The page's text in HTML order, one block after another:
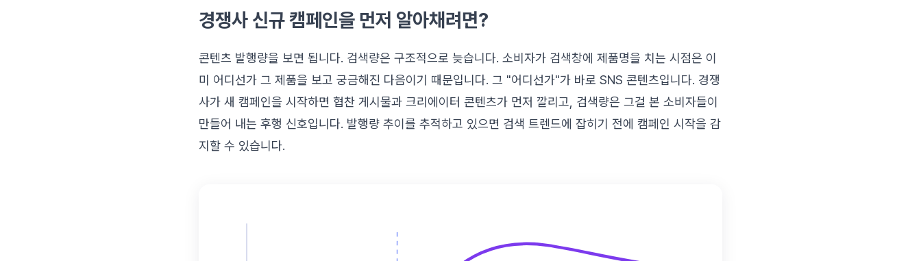
경쟁사 신규 캠페인을 먼저 알아채려면?
콘텐츠 발행량을 보면 됩니다. 검색량은 구조적으로 늦습니다. 소비자가 검색창에 제품명을 치는 시점은 이
미 어디선가 그 제품을 보고 궁금해진 다음이기 때문입니다. 그 "어디선가"가 바로 SNS 콘텐츠입니다. 경쟁
사가 새 캠페인을 시작하면 협찬 게시물과 크리에이터 콘텐츠가 먼저 깔리고, 검색량은 그걸 본 소비자들이
만들어 내는 후행 신호입니다. 발행량 추이를 추적하고 있으면 검색 트렌드에 잡히기 전에 캠페인 시작을 감
지할 수 있습니다.